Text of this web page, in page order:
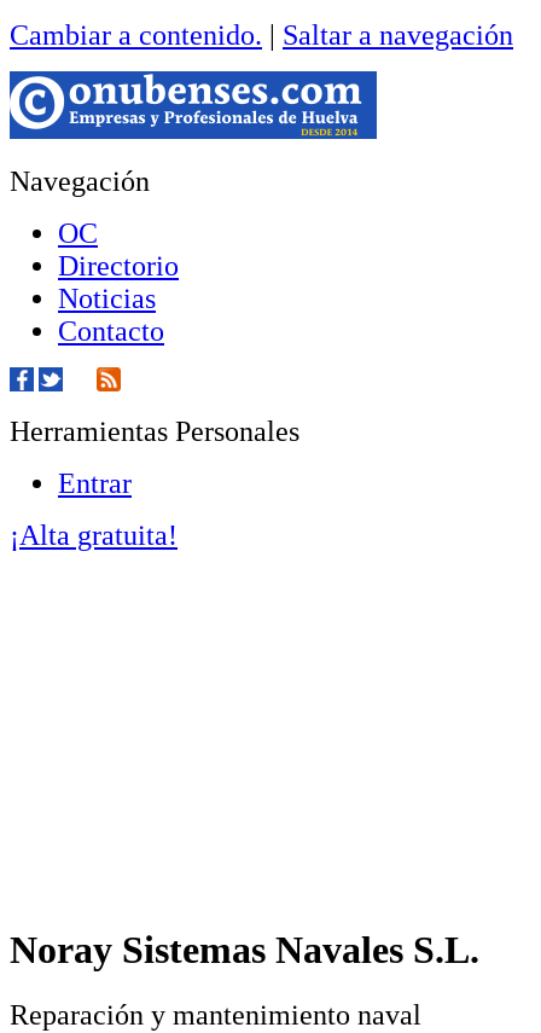
Cambiar a contenido. | Saltar a navegación
Navegación
OC
Directorio
Noticias
Contacto
Herramientas Personales
Entrar
¡Alta gratuita!
Noray Sistemas Navales S.L.
Reparación y mantenimiento naval